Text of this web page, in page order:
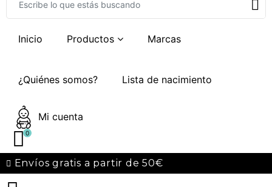
Inicio Productos Marcas
¿Quiénes somos? Lista de nacimiento
Mi cuenta
0
Envíos gratis a partir de 50€